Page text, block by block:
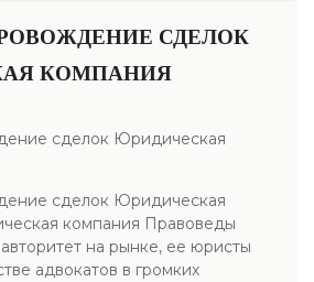
СДЕЛОК
КОМПАНИЯ
сделок Юридическая
сделок Юридическая
компания Правоведы
на рынке, ее юристы
адвокатов в громких